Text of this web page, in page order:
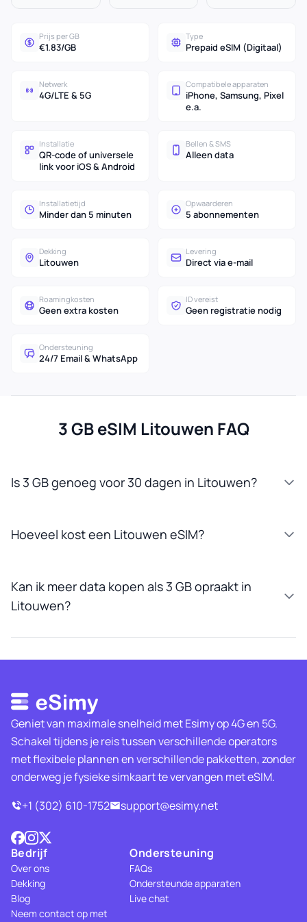
Prijs per GB
€1.83/GB
Type
Prepaid eSIM (Digitaal)
Netwerk
4G/LTE & 5G
Compatibele apparaten
iPhone, Samsung, Pixel
e.a.
Installatie
QR-code of universele
link voor iOS & Android
Bellen & SMS
Alleen data
Installatietijd
Minder dan 5 minuten
Opwaarderen
5 abonnementen
Dekking
Litouwen
Levering
Direct via e-mail
Roamingkosten
Geen extra kosten
ID vereist
Geen registratie nodig
Ondersteuning
24/7 Email & WhatsApp
3 GB eSIM Litouwen FAQ
Is 3 GB genoeg voor 30 dagen in Litouwen?
Hoeveel kost een Litouwen eSIM?
Kan ik meer data kopen als 3 GB opraakt in
Litouwen?
Geniet van maximale snelheid met Esimy op 4G en 5G.
Schakel tijdens je reis tussen verschillende operators
met flexibele plannen en verschillende pakketten, zonder
onderweg je fysieke simkaart te vervangen met eSIM.
+1 (302) 610-1752
support@esimy.net
Bedrijf
Over ons
Dekking
Blog
Neem contact op met
Ondersteuning
FAQs
Ondersteunde apparaten
Live chat